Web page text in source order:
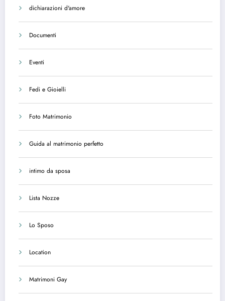
dichiarazioni d'amore
Documenti
Eventi
Fedi e Gioielli
Foto Matrimonio
Guida al matrimonio perfetto
intimo da sposa
Lista Nozze
Lo Sposo
Location
Matrimoni Gay